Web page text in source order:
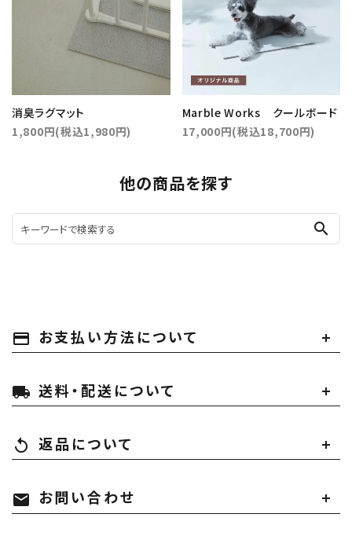
消臭ラグマット
1,800円(税込1,980円)
Marble Works クールボード
17,000円(税込18,700円)
他の商品を探す
search
payment お支払い方法について
local_shipping 送料・配送について
replay 返品について
mail お問い合わせ